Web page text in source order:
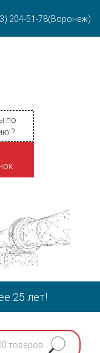
204-51-78(Воронеж)
по
?
25 лет!